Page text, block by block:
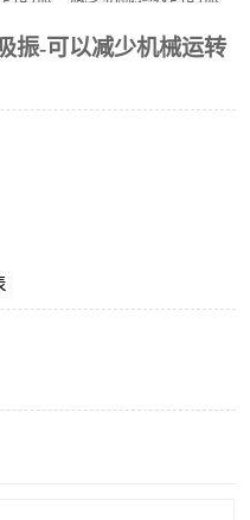
振-可以减少机械运转